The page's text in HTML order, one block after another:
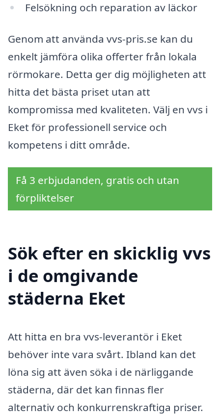
Felsökning och reparation av läckor
Genom att använda vvs-pris.se kan du
enkelt jämföra olika offerter från lokala
rörmokare. Detta ger dig möjligheten att
hitta det bästa priset utan att
kompromissa med kvaliteten. Välj en vvs i
Eket för professionell service och
kompetens i ditt område.
Få 3 erbjudanden, gratis och utan
förpliktelser
Sök efter en skicklig vvs
i de omgivande
städerna Eket
Att hitta en bra vvs-leverantör i Eket
behöver inte vara svårt. Ibland kan det
löna sig att även söka i de närliggande
städerna, där det kan finnas fler
alternativ och konkurrenskraftiga priser.